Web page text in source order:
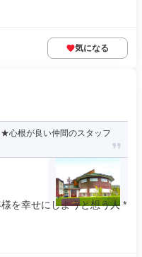
気になる
心根が良い仲間のスタッフ
を幸せにしようと想う人 *